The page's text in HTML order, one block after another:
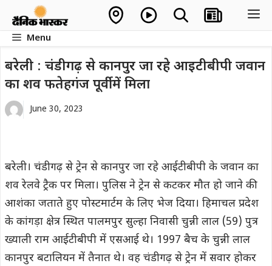
contentMenu
बरेली : चंडीगढ़ से कानपुर जा रहे आइटीबीपी जवान
का शव फतेहगंज पूर्वी में मिला
June 30, 2023
बरेली। चंडीगढ़ से ट्रेन से कानपुर जा रहे आईटीबीपी के जवान का
शव रेलवे ट्रैक पर मिला। पुलिस ने ट्रेन से कटकर मौत हो जाने की
आशंका जताते हुए पोस्टमार्टम के लिए भेज दिया। हिमाचल प्रदेश
के कांगड़ा क्षेत्र स्थित पालमपुर सुल्हा निवासी चुन्नी लाल (59) पुत्र
ख्याली राम आईटीबीपी में एसआई थे। 1997 बैच के चुन्नी लाल
कानपुर बटालियन में तैनात थे। वह चंडीगढ़ से ट्रेन में सवार होकर